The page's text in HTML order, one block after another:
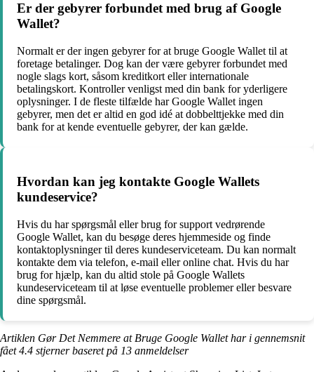
Er der gebyrer forbundet med brug af Google
Wallet?
Normalt er der ingen gebyrer for at bruge Google Wallet til at
foretage betalinger. Dog kan der være gebyrer forbundet med
nogle slags kort, såsom kreditkort eller internationale
betalingskort. Kontroller venligst med din bank for yderligere
oplysninger. I de fleste tilfælde har Google Wallet ingen
gebyrer, men det er altid en god idé at dobbelttjekke med din
bank for at kende eventuelle gebyrer, der kan gælde.
Hvordan kan jeg kontakte Google Wallets
kundeservice?
Hvis du har spørgsmål eller brug for support vedrørende
Google Wallet, kan du besøge deres hjemmeside og finde
kontaktoplysninger til deres kundeserviceteam. Du kan normalt
kontakte dem via telefon, e-mail eller online chat. Hvis du har
brug for hjælp, kan du altid stole på Google Wallets
kundeserviceteam til at løse eventuelle problemer eller besvare
dine spørgsmål.
Artiklen Gør Det Nemmere at Bruge Google Wallet har i gennemsnit
fået4.4 stjerner baseret på 13 anmeldelser